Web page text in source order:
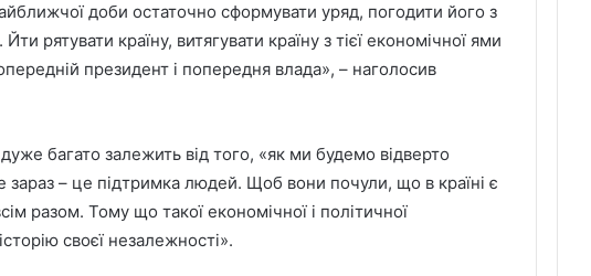
доби остаточно сформувати уряд, погодити його з
рятувати країну, витягувати країну з тієї економічної ями
президент і попередня влада», – наголосив
багато залежить від того, «як ми будемо відверто
– це підтримка людей. Щоб вони почули, що в країні є
разом. Тому що такої економічної і політичної
своєї незалежності».